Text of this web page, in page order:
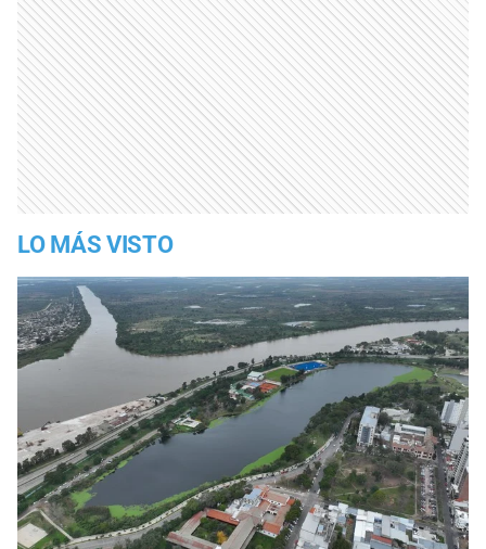
LO MÁS VISTO